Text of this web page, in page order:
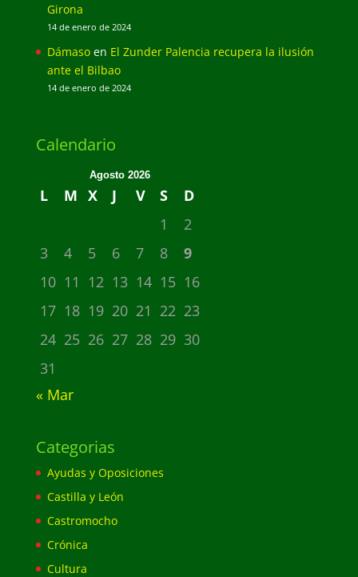
Girona
14 de enero de 2024
Dámasoen El Zunder Palencia recupera la ilusión
ante el Bilbao
14 de enero de 2024
Calendario
Agosto 2026
L M X J V S
D
1
2
3
4 5 6 7 8
9
10 11 12 13 14 15 16
17 18 19 20 21 22 23
24 25 26 27 28 29 30
31
« Mar
Categorias
Ayudas y Oposiciones
Castilla y León
Castromocho
Crónica
Cultura